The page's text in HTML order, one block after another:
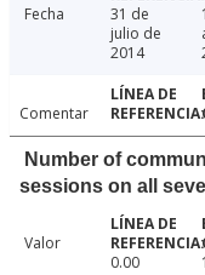
Fecha
31 de
julio de
2014
Comentar
Number of
sessions on all
Valor
0.00